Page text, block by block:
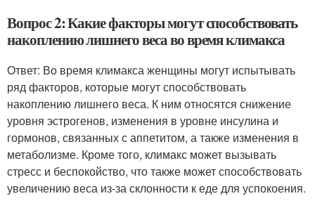
Вопрос 2: Какие факторы могут способствовать
накоплению лишнего веса во время климакса
Ответ: Во время климакса женщины могут испытывать
ряд факторов, которые могут способствовать
накоплению лишнего веса. К ним относятся снижение
уровня эстрогенов, изменения в уровне инсулина и
гормонов, связанных с аппетитом, а также изменения в
метаболизме. Кроме того, климакс может вызывать
стресс и беспокойство, что также может способствовать
увеличению веса из-за склонности к еде для успокоения.